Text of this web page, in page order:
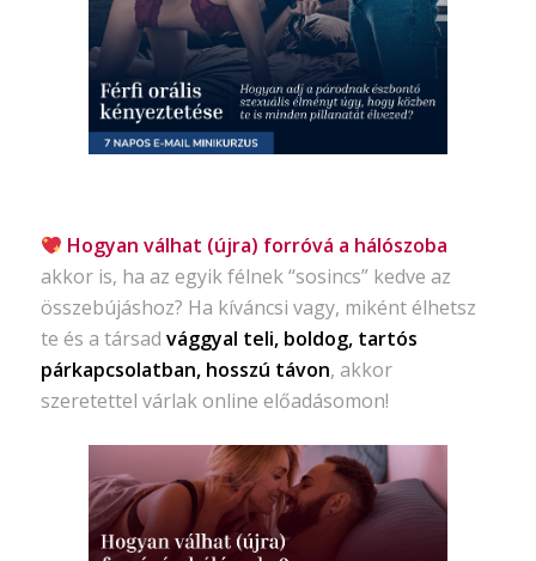
Hogyan válhat (újra) forróvá a hálószoba
akkor is, ha az egyik félnek “sosincs” kedve az
összebújáshoz? Ha kíváncsi vagy, miként élhetsz
te és a társad vággyal teli, boldog, tartós
párkapcsolatban, hosszú távon, akkor
szeretettel várlak online előadásomon!